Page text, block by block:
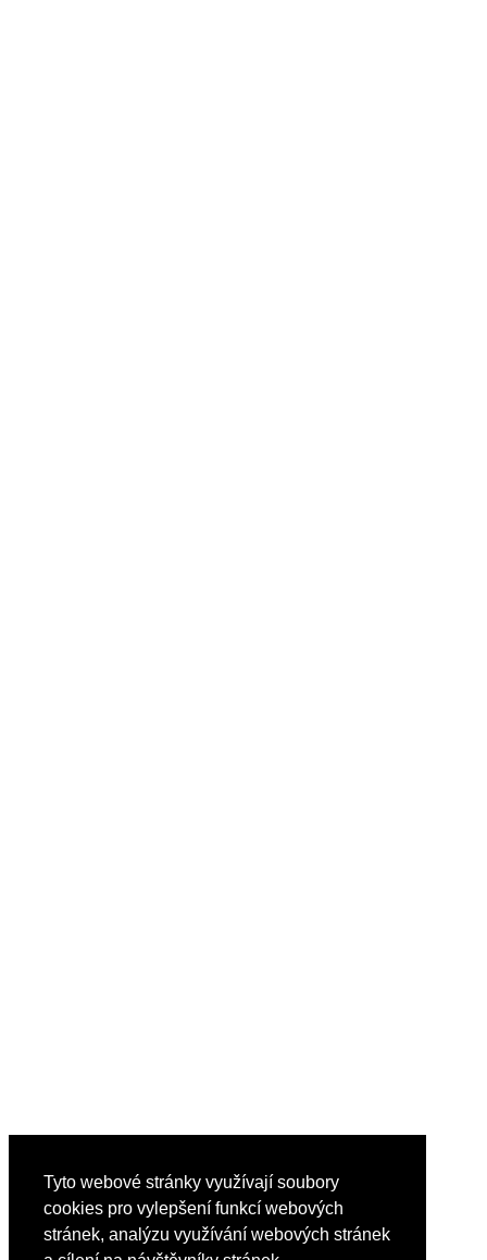
Tyto webové stránky využívají soubory
cookies pro vylepšení funkcí webových
stránek, analýzu využívání webových stránek